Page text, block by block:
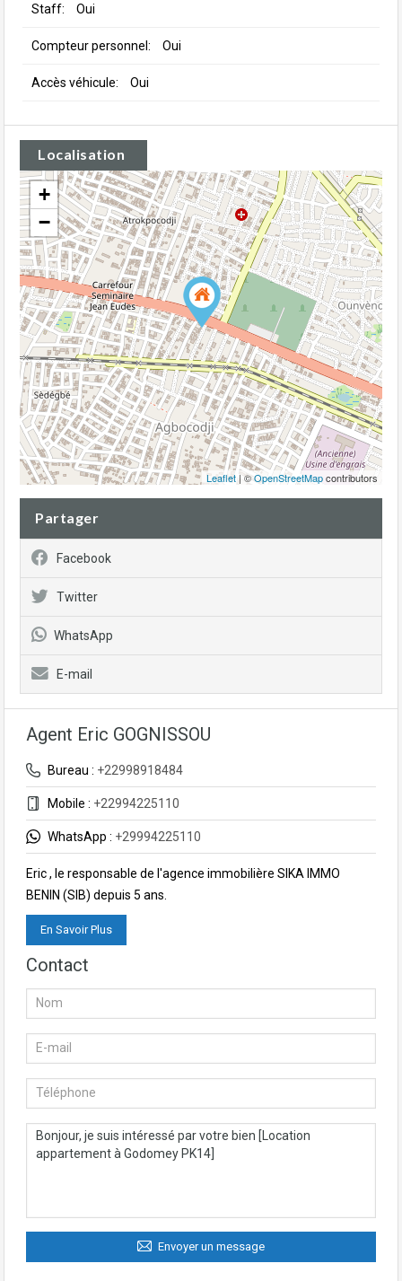
Staff: Oui
Compteur personnel: Oui
Accès véhicule: Oui
Localisation
+
−
Leaflet| ©OpenStreetMapcontributors
Partager
Facebook
Twitter
WhatsApp
E-mail
Agent Eric GOGNISSOU
Bureau : +22998918484
Mobile : +22994225110
WhatsApp : +29994225110
Eric , le responsable de l'agence immobilière SIKA IMMO
BENIN (SIB) depuis 5 ans.
En Savoir Plus
Contact
Envoyer un message